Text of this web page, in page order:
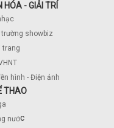
HÓA - GIẢI TRÍ
trường showbiz
trang
hình - Điện ảnh
THAO
nước